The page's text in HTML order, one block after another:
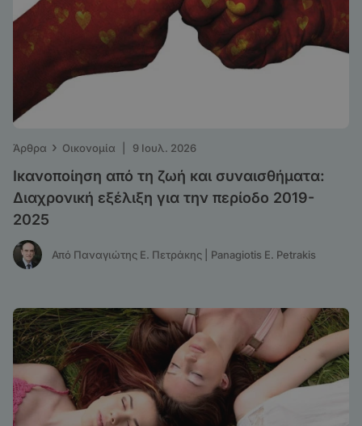
Άρθρα › Οικονομία 9 Ιουλ. 2026
Ικανοποίηση από τη ζωή και συναισθήματα:
Διαχρονική εξέλιξη για την περίοδο 2019-
2025
Από Παναγιώτης Ε. Πετράκης | Panagiotis E. Petrakis